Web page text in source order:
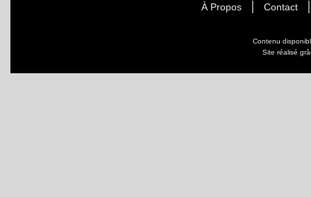
À Propos Contact
Contenu
Site réalisé